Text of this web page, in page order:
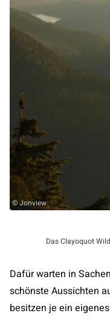
© Jonview
Das Clayoquot
Dafür warten in
schönste Aussichten
besitzen je ein